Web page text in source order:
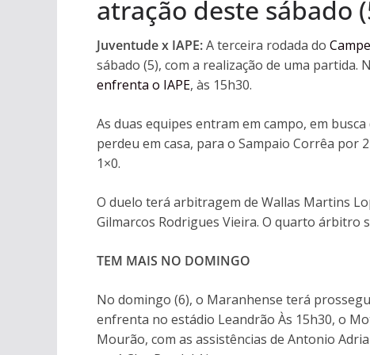
atração deste sábado
Juventude x IAPE:A terceira rodada do
sábado (5), com a realização de uma partida.
enfrenta o IAPE, às 15h30.
As duas equipes entram em campo, em
perdeu em casa, para o Sampaio Corrêa por
1×0.
O duelo terá arbitragem de Wallas Martins
Gilmarcos Rodrigues Vieira. O quarto árbitro
TEM MAIS NO DOMINGO
No domingo (6), o Maranhense terá
enfrenta no estádio Leandrão Às 15h30, o
Mourão, com as assistências de Antonio